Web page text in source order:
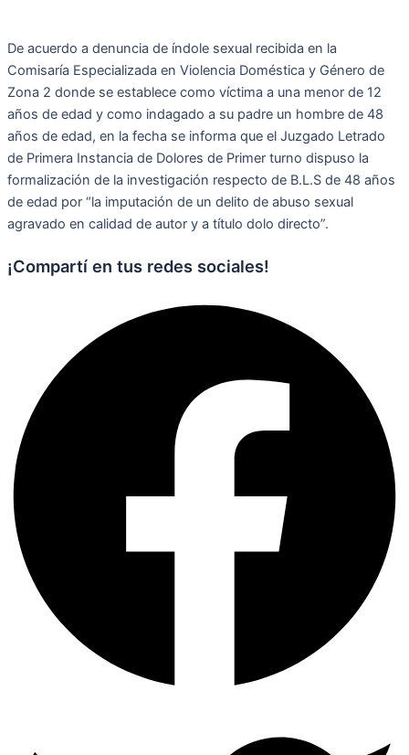
De acuerdo a denuncia de índole sexual recibida en la
Comisaría Especializada en Violencia Doméstica y Género de
Zona 2 donde se establece como víctima a una menor de 12
años de edad y como indagado a su padre un hombre de 48
años de edad, en la fecha se informa que el Juzgado Letrado
de Primera Instancia de Dolores de Primer turno dispuso la
formalización de la investigación respecto de B.L.S de 48 años
de edad por “la imputación de un delito de abuso sexual
agravado en calidad de autor y a título dolo directo”.
¡Compartí en tus redes sociales!